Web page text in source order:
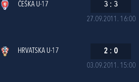
27.09.2011. 16:00
ČEŠKA U-17 3 : 3
03.09.2011. 15:00
HRVATSKA U-17 2 : 0